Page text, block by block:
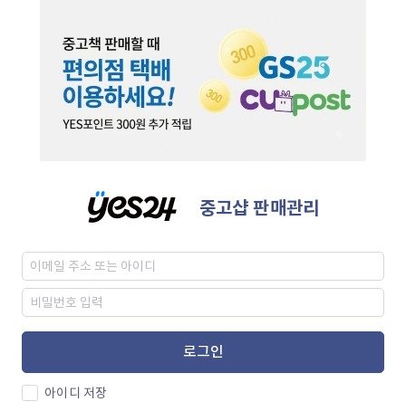
중고샵 판매관리
로그인
아이디 저장